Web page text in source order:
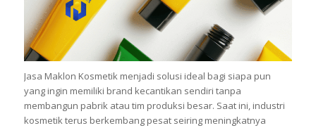
Jasa Maklon Kosmetik menjadi solusi ideal bagi siapa pun
yang ingin memiliki brand kecantikan sendiri tanpa
membangun pabrik atau tim produksi besar. Saat ini, industri
kosmetik terus berkembang pesat seiring meningkatnya